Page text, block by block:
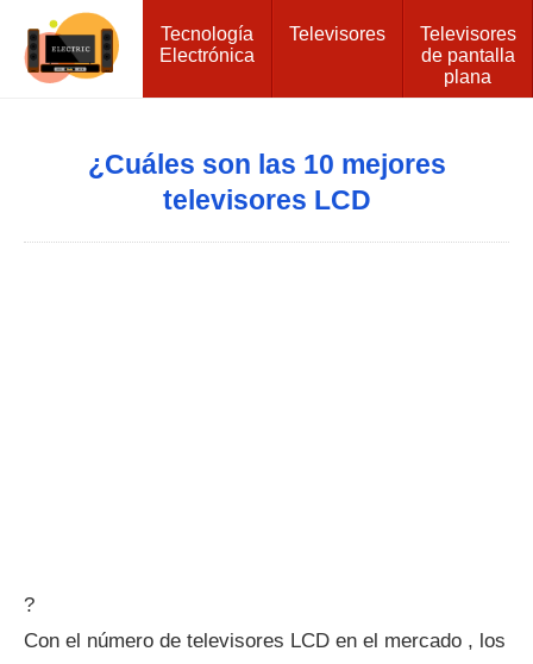
Tecnología
Electrónica
Televisores
Televisores
de pantalla
plana
¿Cuáles son las 10 mejores
televisores LCD
?
Con el número de televisores LCD en el mercado , los